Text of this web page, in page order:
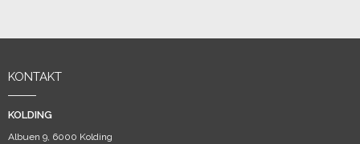
KONTAKT
KOLDING
Albuen 9, 6000 Kolding